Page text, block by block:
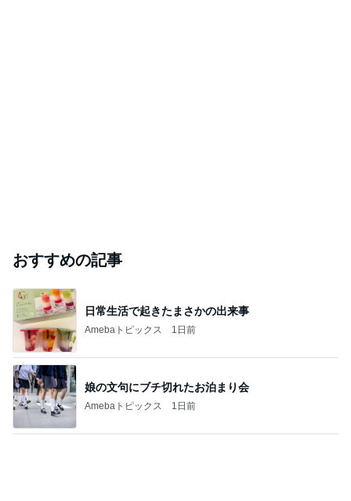
おすすめの記事
日常生活で起きたまさかの出来事
Amebaトピックス 1日前
娘の文句にブチ切れたお泊まり会
Amebaトピックス 1日前